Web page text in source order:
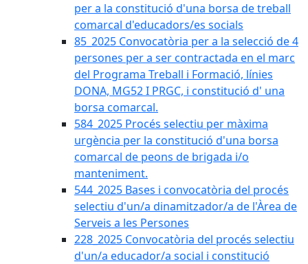
per a la constitució d'una borsa de treball
comarcal d'educadors/es socials
85_2025 Convocatòria per a la selecció de 4
persones per a ser contractada en el marc
del Programa Treball i Formació, línies
DONA, MG52 I PRGC, i constitució d' una
borsa comarcal.
584_2025 Procés selectiu per màxima
urgència per la constitució d'una borsa
comarcal de peons de brigada i/o
manteniment.
544_2025 Bases i convocatòria del procés
selectiu d'un/a dinamitzador/a de l'Àrea de
Serveis a les Persones
228_2025 Convocatòria del procés selectiu
d'un/a educador/a social i constitució